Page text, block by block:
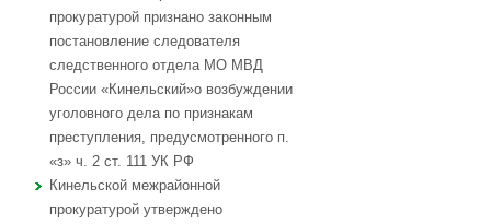
прокуратурой признано законным
постановление следователя
следственного отдела МО МВД
России «Кинельский»о возбуждении
уголовного дела по признакам
преступления, предусмотренного п.
«з» ч. 2 ст. 111 УК РФ
Кинельской межрайонной
прокуратурой утверждено